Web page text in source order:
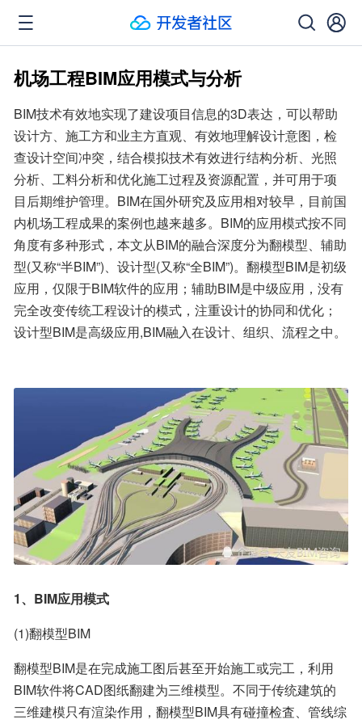
机场工程BIM应用模式与分析
BIM技术有效地实现了建设项目信息的3D表达，可以帮助
设计方、施工方和业主方直观、有效地理解设计意图，检
查设计空间冲突，结合模拟技术有效进行结构分析、光照
分析、工料分析和优化施工过程及资源配置，并可用于项
目后期维护管理。BIM在国外研究及应用相对较早，目前国
内机场工程成果的案例也越来越多。BIM的应用模式按不同
角度有多种形式，本文从BIM的融合深度分为翻模型、辅助
型(又称“半BIM”)、设计型(又称“全BIM”)。翻模型BIM是初级
应用，仅限于BIM软件的应用；辅助BIM是中级应用，没有
完全改变传统工程设计的模式，注重设计的协同和优化；
设计型BIM是高级应用,BIM融入在设计、组织、流程之中。
1、BIM应用模式
(1)翻模型BIM
翻模型BIM是在完成施工图后甚至开始施工或完工，利用
BIM软件将CAD图纸翻建为三维模型。不同于传统建筑的
三维建模只有渲染作用，翻模型BIM具有碰撞检査、管线综